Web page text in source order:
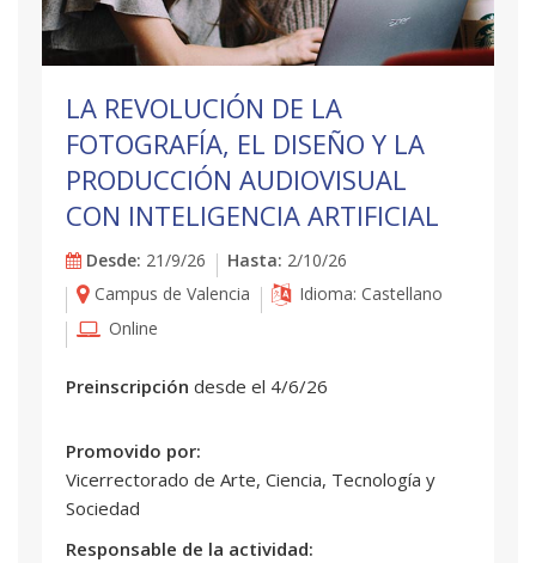
LA REVOLUCIÓN DE LA
FOTOGRAFÍA, EL DISEÑO Y LA
PRODUCCIÓN AUDIOVISUAL
CON INTELIGENCIA ARTIFICIAL
Desde: 21/9/26 Hasta: 2/10/26
Campus de Valencia
Idioma: Castellano
Online
Preinscripción desde el 4/6/26
Promovido por:
Vicerrectorado de Arte, Ciencia, Tecnología y
Sociedad
Responsable de la actividad: